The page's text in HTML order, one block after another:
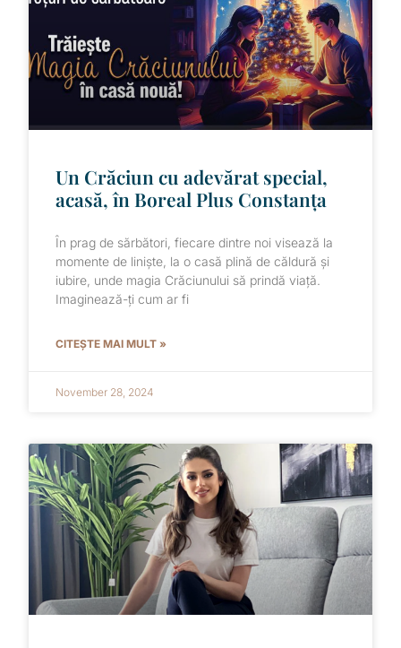
Un Crăciun cu adevărat special,
acasă, în Boreal Plus Constanța
În prag de sărbători, fiecare dintre noi visează la
momente de liniște, la o casă plină de căldură și
iubire, unde magia Crăciunului să prindă viață.
Imaginează-ți cum ar fi
CITEȘTE MAI MULT »
November 28, 2024